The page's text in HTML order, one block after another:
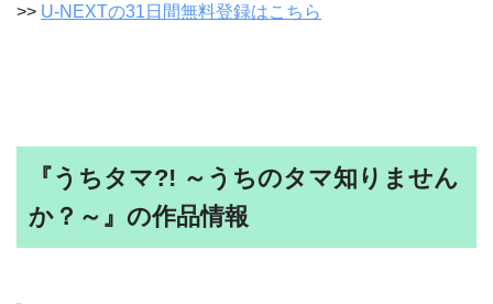
>> U-NEXTの31日間無料登録はこちら
『うちタマ?! ～うちのタマ知りません
か？～』の作品情報